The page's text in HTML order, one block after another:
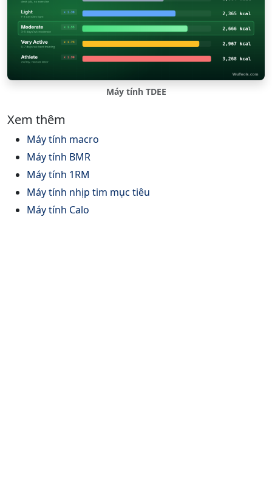
Máy tính TDEE
Xem thêm
Máy tính macro
Máy tính BMR
Máy tính 1RM
Máy tính nhịp tim mục tiêu
Máy tính Calo